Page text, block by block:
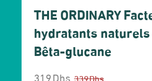
THE ORDINARY
hydratants naturels
Bêta-glucane
339Dhs
319Dhs